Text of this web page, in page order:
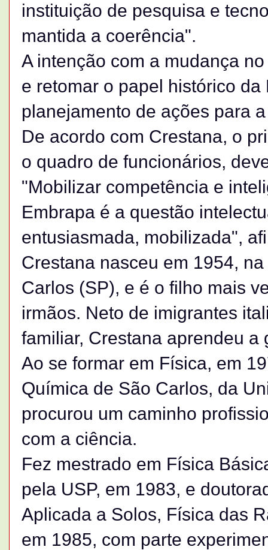
instituição de pesquisa e
mantida a coerência".
A intenção com a mudança
e retomar o papel histórico
planejamento de ações para
De acordo com Crestana, o
o quadro de funcionários,
"Mobilizar competência e
Embrapa é a questão
entusiasmada, mobilizada",
Crestana nasceu em 1954,
Carlos (SP), e é o filho mais
irmãos. Neto de imigrantes
familiar, Crestana aprendeu
Ao se formar em Física, em
Química de São Carlos, da
procurou um caminho
com a ciência.
Fez mestrado em Física
pela USP, em 1983, e
Aplicada a Solos, Física das
em 1985, com parte